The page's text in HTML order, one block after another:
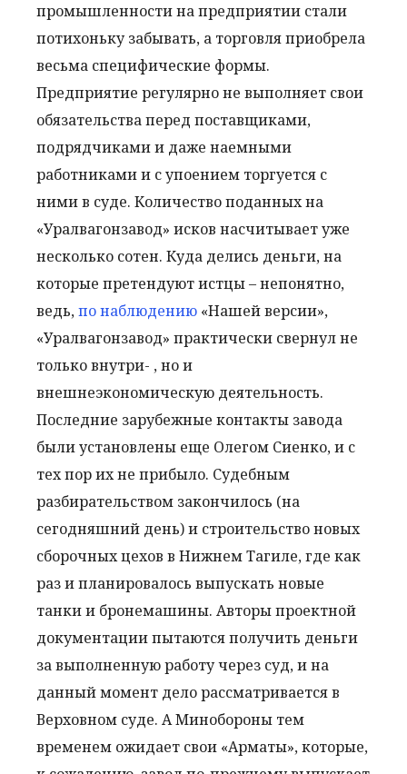
промышленности на предприятии стали
потихоньку забывать, а торговля приобрела
весьма специфические формы.
Предприятие регулярно не выполняет свои
обязательства перед поставщиками,
подрядчиками и даже наемными
работниками и с упоением торгуется с
ними в суде. Количество поданных на
«Уралвагонзавод» исков насчитывает уже
несколько сотен. Куда делись деньги, на
которые претендуют истцы – непонятно,
ведь,по наблюдению «Нашей версии»,
«Уралвагонзавод» практически свернул не
только внутри- , но и
внешнеэкономическую деятельность.
Последние зарубежные контакты завода
были установлены еще Олегом Сиенко, и с
тех пор их не прибыло. Судебным
разбирательством закончилось (на
сегодняшний день) и строительство новых
сборочных цехов в Нижнем Тагиле, где как
раз и планировалось выпускать новые
танки и бронемашины. Авторы проектной
документации пытаются получить деньги
за выполненную работу через суд, и на
данный момент дело рассматривается в
Верховном суде. А Минобороны тем
временем ожидает свои «Арматы», которые,